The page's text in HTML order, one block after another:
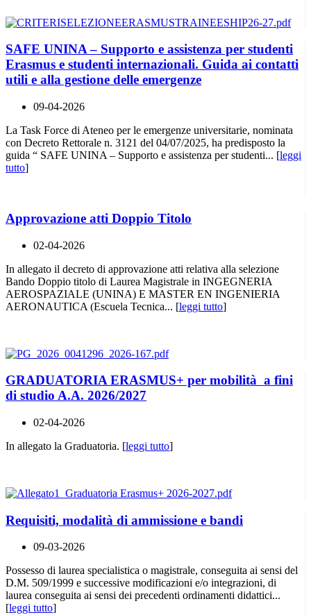
SAFE UNINA – Supporto e assistenza per studenti
Erasmus e studenti internazionali. Guida ai contatti
utili e alla gestione delle emergenze
09-04-2026
La Task Force di Ateneo per le emergenze universitarie, nominata
con Decreto Rettorale n. 3121 del 04/07/2025, ha predisposto la
guida “ SAFE UNINA – Supporto e assistenza per studenti... [leggi
tutto]
Approvazione atti Doppio Titolo
02-04-2026
In allegato il decreto di approvazione atti relativa alla selezione
Bando Doppio titolo di Laurea Magistrale in INGEGNERIA
AEROSPAZIALE (UNINA) E MASTER EN INGENIERIA
AERONAUTICA (Escuela Tecnica... [leggi tutto]
GRADUATORIA ERASMUS+ per mobilità a fini
di studio A.A. 2026/2027
02-04-2026
In allegato la Graduatoria. [leggi tutto]
Requisiti, modalità di ammissione e bandi
09-03-2026
Possesso di laurea specialistica o magistrale, conseguita ai sensi del
D.M. 509/1999 e successive modificazioni e/o integrazioni, di
laurea conseguita ai sensi dei precedenti ordinamenti didattici...
[leggi tutto]